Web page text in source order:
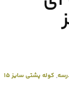
,
کوله پشتی سایز ۱۵